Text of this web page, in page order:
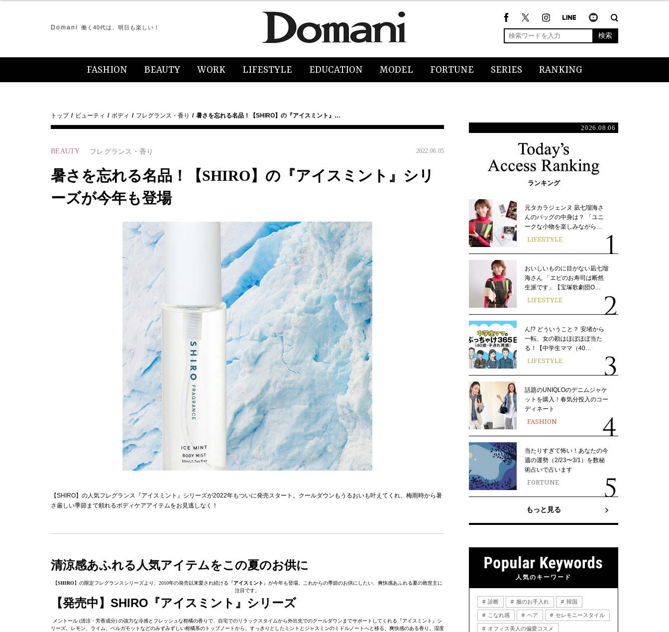
Domani 働く40代は、明日も楽しい！
検索
FASHION BEAUTY WORK LIFESTYLE EDUCATION MODEL FORTUNE SERIES RANKING
トップ ビューティ ボディ フレグランス・香り 暑さを忘れる名品！【SHIRO】の『アイスミント』…
BEAUTY フレグランス・香り 2022.06.05
暑さを忘れる名品！【SHIRO】の『アイスミント』シリ
ーズが今年も登場
【SHIRO】の人気フレグランス『アイスミント』シリーズが2022年もついに発売スタート。クールダウンもうるおいも叶えてくれ、梅雨時から暑
さ厳しい季節まで頼れるボディケアアイテムをお見逃しなく！
清涼感あふれる人気アイテムをこの夏のお供に
【SHIRO】の限定フレグランスシリーズより、2010年の発売以来愛され続ける『アイスミント 』が今年も登場。これからの季節のお供にしたい、爽快感あふれる夏の救世主に
注目です。
【発売中】SHIRO『アイスミント』シリーズ
メントール (清涼・芳香成分) の強力な冷感とフレッシュな柑橘の香りで、自宅でのリラックスタイムから外出先でのクールダウンまでサポートしてくれる『アイスミント』シ
リーズ。レモン、ライム、ベルガモットなどのみずみずしい柑橘系のトップノートから、すっきりとしたミントとジャスミンのミドルノートへと移る、爽快感のある香り。湿度
2026.08.06
ランキング
元タカラジェンヌ 凪七瑠海さ
んのバッグの中身は？ 「ユニ
ークな小物を楽しみながら…
LIFESTYLE
おいしいものに目がない凪七瑠
海さん 「エビのお寿司は断然
生派です」【宝塚歌劇団O…
LIFESTYLE
ん!? どういうこと？ 安堵から
一転、女の勘はほぼほぼ当た
る！【中学生ママ（40…
LIFESTYLE
話題のUNIQLOのデニムジャケ
ットを購入！春気分投入のコー
ディネート
FASHION
当たりすぎて怖い！あなたの今
週の運勢（2/23〜3/1）を数秘
術占いで占います
FORTUNE
もっと見る
人気のキーワード
診断 服のお手入れ 韓国
こなれ感 ヘア セレモニースタイル
オフィス美人の偏愛コスメ